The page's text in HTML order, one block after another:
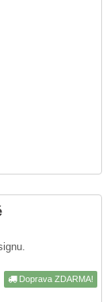
Doprava ZDARMA!